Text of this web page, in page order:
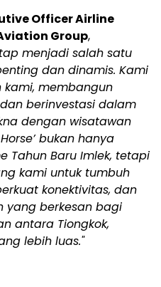
Officer Airline
Group,
menjadi salah satu
dan dinamis. Kami
membangun
berinvestasi dalam
dengan wisatawan
bukan hanya
Tahun Baru Imlek, tetapi
kami untuk tumbuh
konektivitas, dan
yang berkesan bagi
antara Tiongkok,
lebih luas."